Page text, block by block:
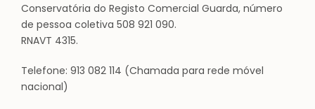
Conservatória do Registo Comercial Guarda, número
de pessoa coletiva 508 921 090.
RNAVT 4315.
Telefone: 913 082 114 (Chamada para rede móvel
nacional)